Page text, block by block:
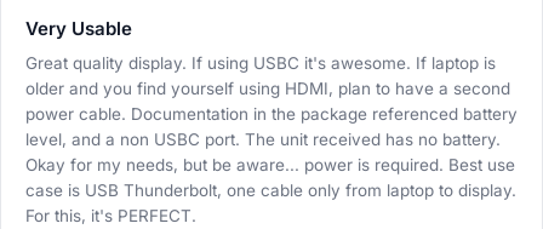
Very Usable
Great quality display. If using USBC it's awesome. If laptop is
older and you find yourself using HDMI, plan to have a second
power cable. Documentation in the package referenced battery
level, and a non USBC port. The unit received has no battery.
Okay for my needs, but be aware... power is required. Best use
case is USB Thunderbolt, one cable only from laptop to display.
For this, it's PERFECT.